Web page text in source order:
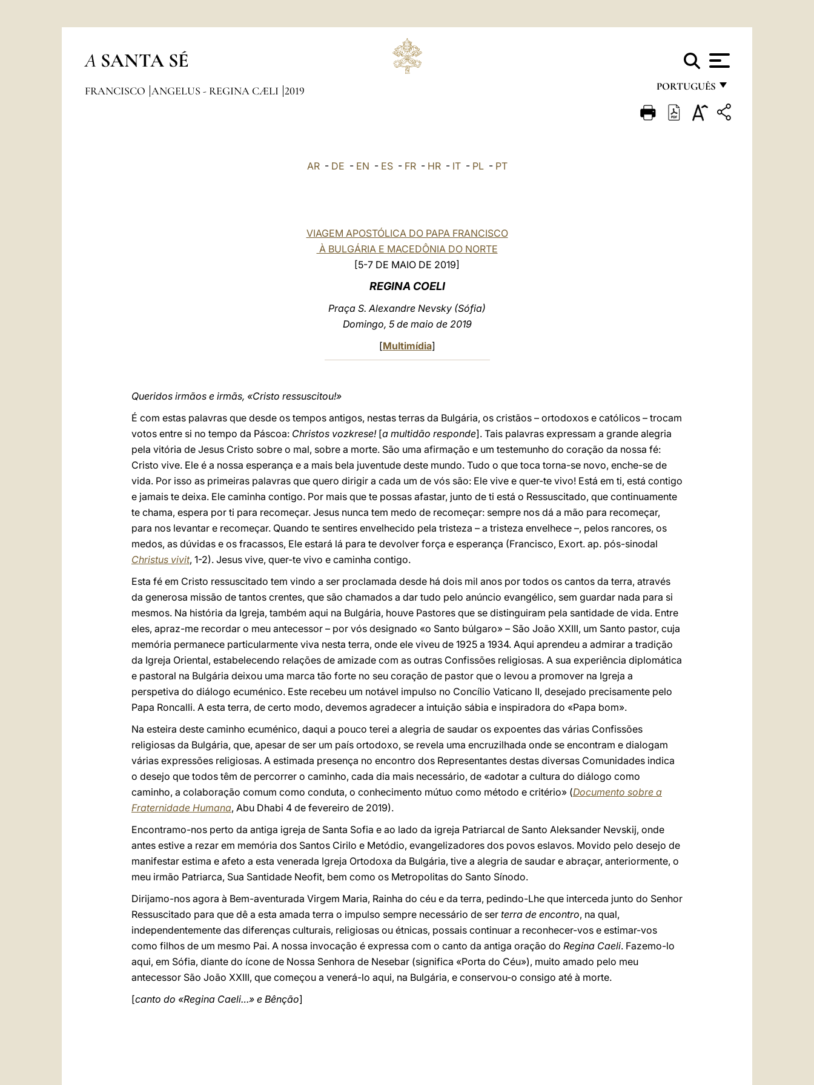
A SANTA SÉ
PORTUGUÊS
FRANÇAIS
FRANCISCO ANGELUS - REGINA CÆLI 2019
AR- DE - EN - ES- FR- HR- IT- PL- PT
VIAGEM APOSTÓLICA DO PAPA FRANCISCO
À BULGÁRIA E MACEDÔNIA DO NORTE
[5-7 DE MAIO DE 2019]
REGINA COELI
Praça S. Alexandre Nevsky (Sófia)
Domingo, 5 de maio de 2019
[Multimídia]
Queridos irmãos e irmãs, «Cristo ressuscitou!»
É com estas palavras que desde os tempos antigos, nestas terras da Bulgária, os cristãos – ortodoxos e católicos – trocam
votos entre si no tempo da Páscoa: Christos vozkrese![a multidão responde]. Tais palavras expressam a grande alegria
pela vitória de Jesus Cristo sobre o mal, sobre a morte. São uma afirmação e um testemunho do coração da nossa fé:
Cristo vive. Ele é a nossa esperança e a mais bela juventude deste mundo. Tudo o que toca torna-se novo, enche-se de
vida. Por isso as primeiras palavras que quero dirigir a cada um de vós são: Ele vive e quer-te vivo! Está em ti, está contigo
e jamais te deixa. Ele caminha contigo. Por mais que te possas afastar, junto de ti está o Ressuscitado, que continuamente
te chama, espera por ti para recomeçar. Jesus nunca tem medo de recomeçar: sempre nos dá a mão para recomeçar,
para nos levantar e recomeçar. Quando te sentires envelhecido pela tristeza – a tristeza envelhece –, pelos rancores, os
medos, as dúvidas e os fracassos, Ele estará lá para te devolver força e esperança (Francisco, Exort. ap. pós-sinodal
Christus vivit, 1-2). Jesus vive, quer-te vivo e caminha contigo.
Esta fé em Cristo ressuscitado tem vindo a ser proclamada desde há dois mil anos por todos os cantos da terra, através
da generosa missão de tantos crentes, que são chamados a dar tudo pelo anúncio evangélico, sem guardar nada para si
mesmos. Na história da Igreja, também aqui na Bulgária, houve Pastores que se distinguiram pela santidade de vida. Entre
eles, apraz-me recordar o meu antecessor – por vós designado «o Santo búlgaro» – São João XXIII, um Santo pastor, cuja
memória permanece particularmente viva nesta terra, onde ele viveu de 1925 a 1934. Aqui aprendeu a admirar a tradição
da Igreja Oriental, estabelecendo relações de amizade com as outras Confissões religiosas. A sua experiência diplomática
e pastoral na Bulgária deixou uma marca tão forte no seu coração de pastor que o levou a promover na Igreja a
perspetiva do diálogo ecuménico. Este recebeu um notável impulso no Concílio Vaticano II, desejado precisamente pelo
Papa Roncalli. A esta terra, de certo modo, devemos agradecer a intuição sábia e inspiradora do «Papa bom».
Na esteira deste caminho ecuménico, daqui a pouco terei a alegria de saudar os expoentes das várias Confissões
religiosas da Bulgária, que, apesar de ser um país ortodoxo, se revela uma encruzilhada onde se encontram e dialogam
várias expressões religiosas. A estimada presença no encontro dos Representantes destas diversas Comunidades indica
o desejo que todos têm de percorrer o caminho, cada dia mais necessário, de «adotar a cultura do diálogo como
caminho, a colaboração comum como conduta, o conhecimento mútuo como método e critério» (Documento sobre a
Fraternidade Humana, Abu Dhabi 4 de fevereiro de 2019).
Encontramo-nos perto da antiga igreja de Santa Sofia e ao lado da igreja Patriarcal de Santo Aleksander Nevskij, onde
antes estive a rezar em memória dos Santos Cirilo e Metódio, evangelizadores dos povos eslavos. Movido pelo desejo de
manifestar estima e afeto a esta venerada Igreja Ortodoxa da Bulgária, tive a alegria de saudar e abraçar, anteriormente, o
meu irmão Patriarca, Sua Santidade Neofit, bem como os Metropolitas do Santo Sínodo.
Dirijamo-nos agora à Bem-aventurada Virgem Maria, Rainha do céu e da terra, pedindo-Lhe que interceda junto do Senhor
Ressuscitado para que dê a esta amada terra o impulso sempre necessário de ser terra de encontro, na qual,
independentemente das diferenças culturais, religiosas ou étnicas, possais continuar a reconhecer-vos e estimar-vos
como filhos de um mesmo Pai. A nossa invocação é expressa com o canto da antiga oração do Regina Caeli. Fazemo-lo
aqui, em Sófia, diante do ícone de Nossa Senhora de Nesebar (significa «Porta do Céu»), muito amado pelo meu
antecessor São João XXIII, que começou a venerá-lo aqui, na Bulgária, e conservou-o consigo até à morte.
[canto do «Regina Caeli…» e Bênção]